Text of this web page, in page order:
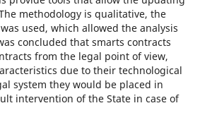
methodology is qualitative, the
used, which allowed the analysis
concluded that smarts contracts
from the legal point of view,
due to their technological
system they would be placed in
intervention of the State in case of